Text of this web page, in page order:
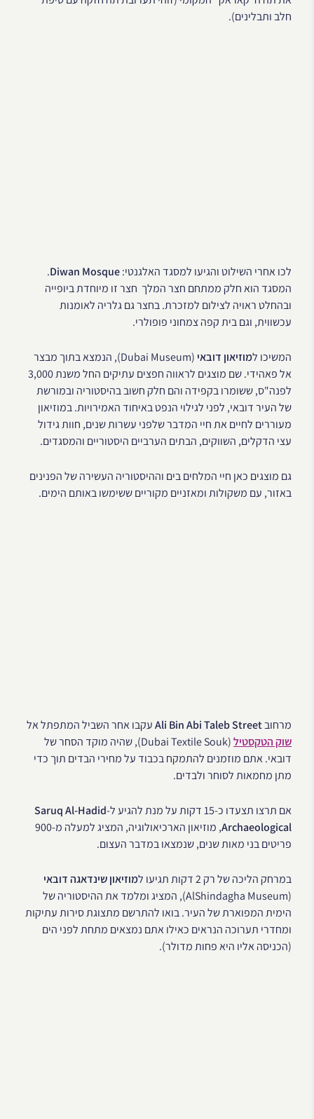
חלב ותבלינים).
לכו אחרי השילוט והגיעו למסגד האלגנטי:Diwan Mosque
.
המסגד הוא חלק ממתחם חצר המלך חצר זו מיוחדת ביופייה
ובהחלט ראויה לצילום למזכרת. בחצר גם גלריה לאומנות
עכשווית, וגם בית קפה צמחוני פופולרי.
המשיכו למוזיאון דובאי
(Dubai Museum), הנמצא בתוך מבצר
אל פאהידי. שם מוצגים לראווה חפצים עתיקים החל משנת 3,000
לפנה"ס, ששומרו בקפידה והם חלק חשוב בהיסטוריה ובמורשת
של העיר דובאי, לפני לגילוי הנפט באיחוד האמירויות. במוזיאון
מעוררים לחיים את חיי המדבר שלפני עשרות שנים, חוות גידול
עצי הדקלים, השווקים, הבתים הערביים היסטוריים והמסגדים.
גם מוצגים כאן חיי המלחים בים וההיסטוריה העשירה של הפנינים
באזור, עם משקולות ומאזניים מקוריים ששימשו באותם הימים.
מרחובAli Bin Abi Taleb Streetעקבו אחר השביל המתפתל אל
שוק הטקסטיל
(Dubai Textile Souk), שהיה מוקד הסחר של
דובאי. אתם מוזמנים להתמקח בכבוד על מחירי הבדים תוך כדי
מתן מחמאות לסוחר ולבדים.
אם תרצו תצעדו כ-15 דקות על מנת להגיע ל-
Saruq Al-Hadid
Archaeological
, מוזיאון הארכיאולוגיה, המציג למעלה מ-900
פריטים בני מאות שנים, שנמצאו במדבר העצום.
במרחק הליכה של רק 2 דקות תגיעו ל
מוזיאון שינדאגה דובאי
(AlShindagha Museum), המציג ומלמד את ההיסטוריה של
הימית המפוארת של העיר. בואו להתרשם מתצוגת סירות עתיקות
ומחדרי תערוכה הנראים כאילו אתם נמצאים מתחת לפני הים
(הכניסה אליו היא פחות מדולר).